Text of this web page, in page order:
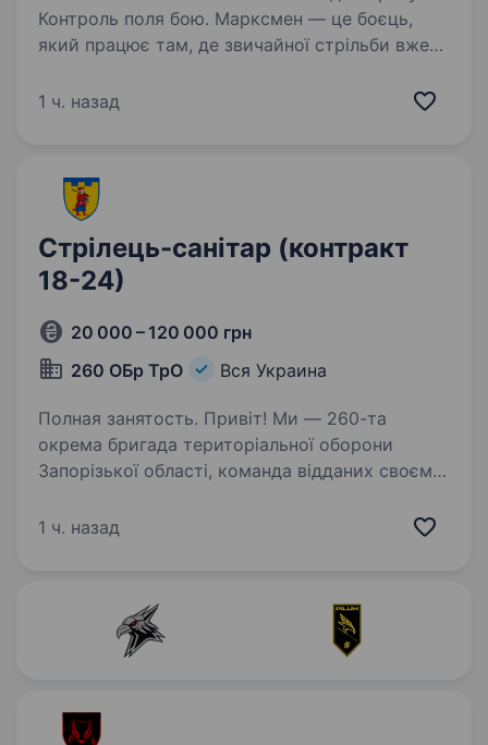
Контроль поля бою. Марксмен — це боєць,
який працює там, де звичайної стрільби вже
знищувати важливі цілі та тримати ворога під
1 ч. назад
Стрілець-санітар (контракт
18-24)
20 000 – 120 000 грн
260 ОБр ТрО
Вся Украина
Полная занятость. Привіт! Ми — 260-та
окрема бригада територіальної оборони
Запорізької області, команда відданих своєму
безпеки України. Якщо ти прагнеш долучитися
1 ч. назад